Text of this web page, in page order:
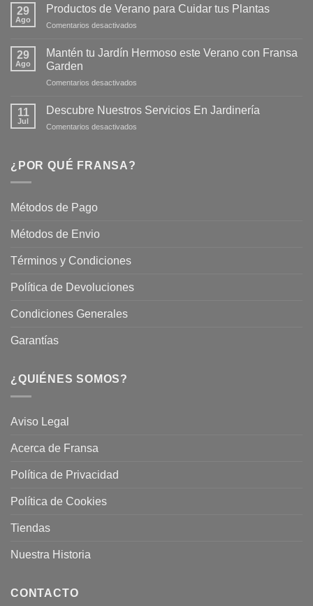
Nueva
de
29
Ago
Productos de Verano para Cuidar tus Plantas
Comentarios desactivados
de
Plantas
29
Ago
Mantén tu Jardín Hermoso este Verano con Fransa
Garden
Comentarios desactivados
11
Jul
Descubre Nuestros Servicios En Jardinería
Comentarios desactivados
¿POR QUÉ FRANSA?
Métodos de Pago
Métodos de Envio
Términos y Condiciones
Política de Devoluciones
Condiciones Generales
Garantías
¿QUIÉNES SOMOS?
Aviso Legal
Acerca de Fransa
Política de Privacidad
Política de Cookies
Tiendas
Nuestra Historia
CONTACTO